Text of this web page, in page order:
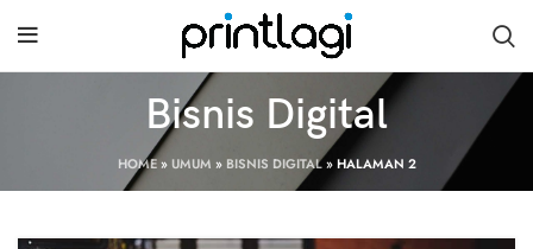
Bisnis Digital
HOME» UMUM » BISNIS DIGITAL»HALAMAN 2